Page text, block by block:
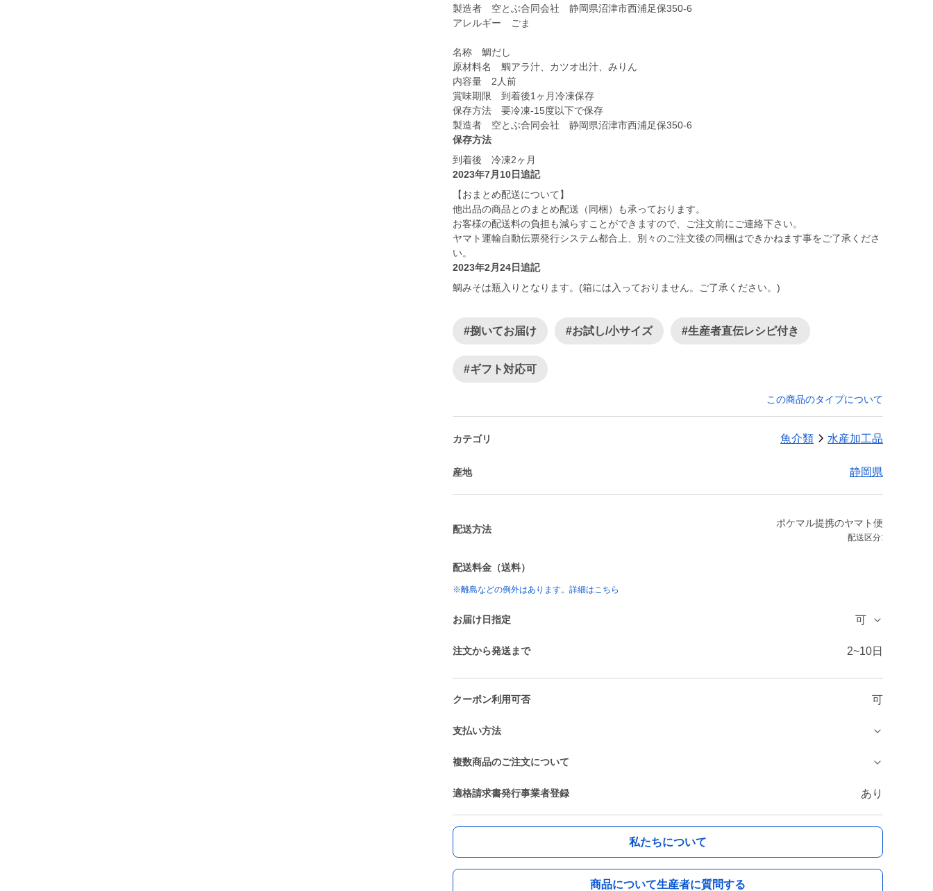
製造者 空とぶ合同会社 静岡県沼津市西浦足保350-6
アレルギー ごま
名称 鯛だし
原材料名 鯛アラ汁、カツオ出汁、みりん
内容量 2人前
賞味期限 到着後1ヶ月冷凍保存
保存方法 要冷凍-15度以下で保存
保存方法
到着後 冷凍2ヶ月
2023年7月10日追記
【おまとめ配送について】
他出品の商品とのまとめ配送（同梱）も承っております。
お客様の配送料の負担も減らすことができますので、ご注文前にご連絡下さい。
ヤマト運輸自動伝票発行システム都合上、別々のご注文後の同梱はできかねます事をご了承くださ
い。
2023年2月24日追記
鯛みそは瓶入りとなります。(箱には入っておりません。ご了承ください。)
#捌いてお届け #お試し/小サイズ #生産者直伝レシピ付き
#ギフト対応可
この商品のタイプについて
カテゴリ 魚介類 水産加工品
産地 静岡県
配送方法
ポケマル提携のヤマト便
配送区分:
配送料金（送料）
※離島などの例外はあります。詳細はこちら
お届け日指定 可
注文から発送まで 2~10日
クーポン利用可否 可
支払い方法
複数商品のご注文について
適格請求書発行事業者登録 あり
私たちについて
商品について生産者に質問する